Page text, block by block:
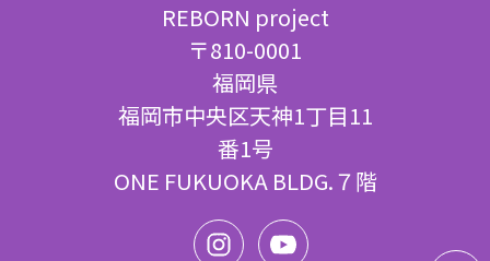
REBORN project
〒810-0001
福岡県
福岡市中央区天神1丁目11
番1号
ONE FUKUOKA BLDG.７階